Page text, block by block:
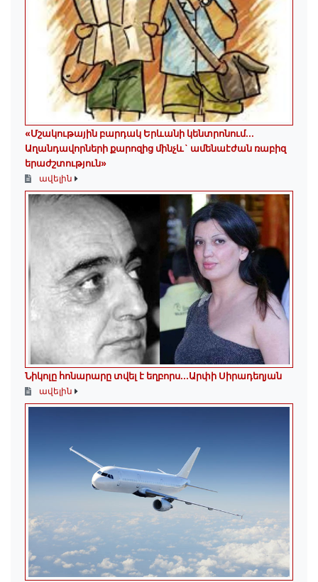
«Մշակութային բարդակ Երևանի կենտրոնում...
Աղանդավորների քարոզից մինչև` ամենաէժան ռաբիզ
երաժշտություն»
ավելին
Նիկոլը հոնարարը տվել է եղբորս․․․Արփի Սիրադեղյան
ավելին